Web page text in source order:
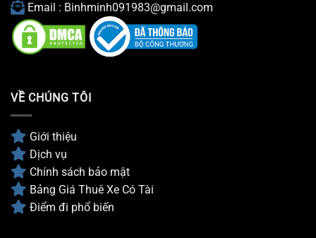
Email : Binhminh091983@gmail.com
VỀ CHÚNG TÔI
Giới thiệu
Dịch vụ
Chính sách bảo mật
Bảng Giá Thuê Xe Có Tài
Điểm đi phổ biến